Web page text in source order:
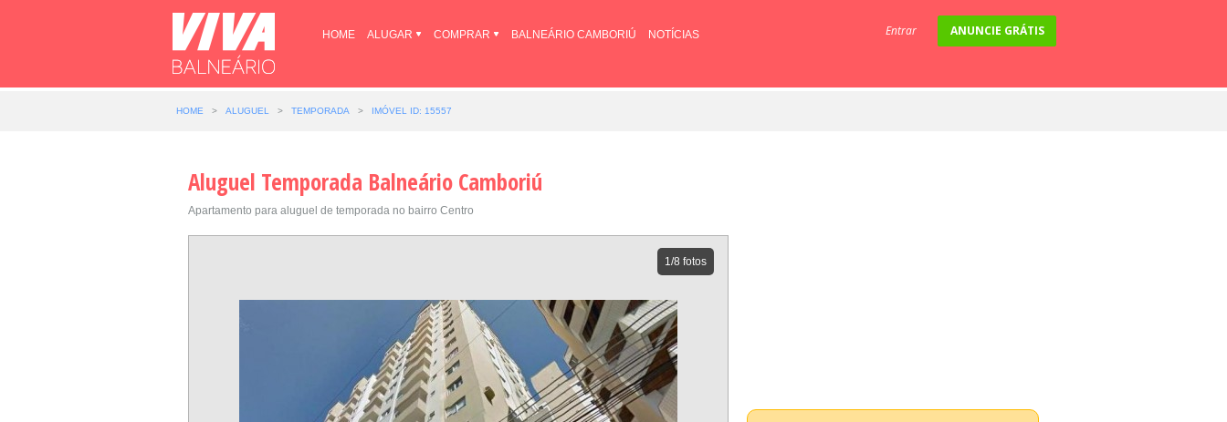
HOME ALUGAR COMPRAR BALNEÁRIO CAMBORIÚ NOTÍCIAS Entrar ANUNCIE GRÁTIS
HOME > ALUGUEL > TEMPORADA > IMÓVEL ID: 15557
Aluguel Temporada Balneário Camboriú
Apartamento para aluguel de temporada no bairro Centro
1/8 fotos